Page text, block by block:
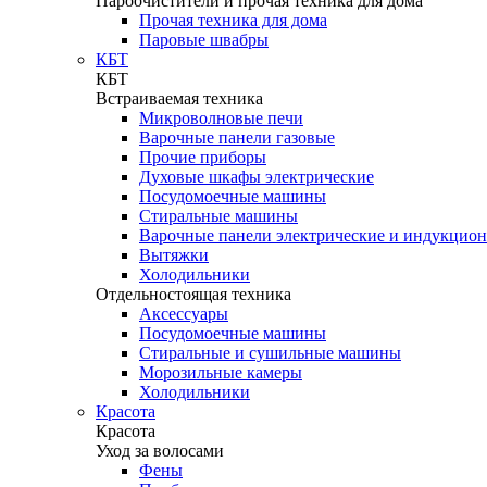
Прочая техника для дома
Паровые швабры
КБТ
КБТ
Встраиваемая техника
Микроволновые печи
Варочные панели газовые
Прочие приборы
Духовые шкафы электрические
Посудомоечные машины
Стиральные машины
Варочные панели электрические и
Вытяжки
Холодильники
Отдельностоящая техника
Аксессуары
Посудомоечные машины
Стиральные и сушильные машины
Морозильные камеры
Холодильники
Красота
Красота
Уход за волосами
Фены